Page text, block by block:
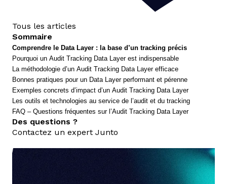
Tous les articles
Sommaire
Comprendre le Data Layer : la base d’un tracking précis
Pourquoi un Audit Tracking Data Layer est indispensable
La méthodologie d’un Audit Tracking Data Layer efficace
Bonnes pratiques pour un Data Layer performant et pérenne
Exemples concrets d’impact d’un Audit Tracking Data Layer
Les outils et technologies au service de l’audit et du tracking
FAQ – Questions fréquentes sur l’Audit Tracking Data Layer
Des questions ?
Contactez un expert Junto